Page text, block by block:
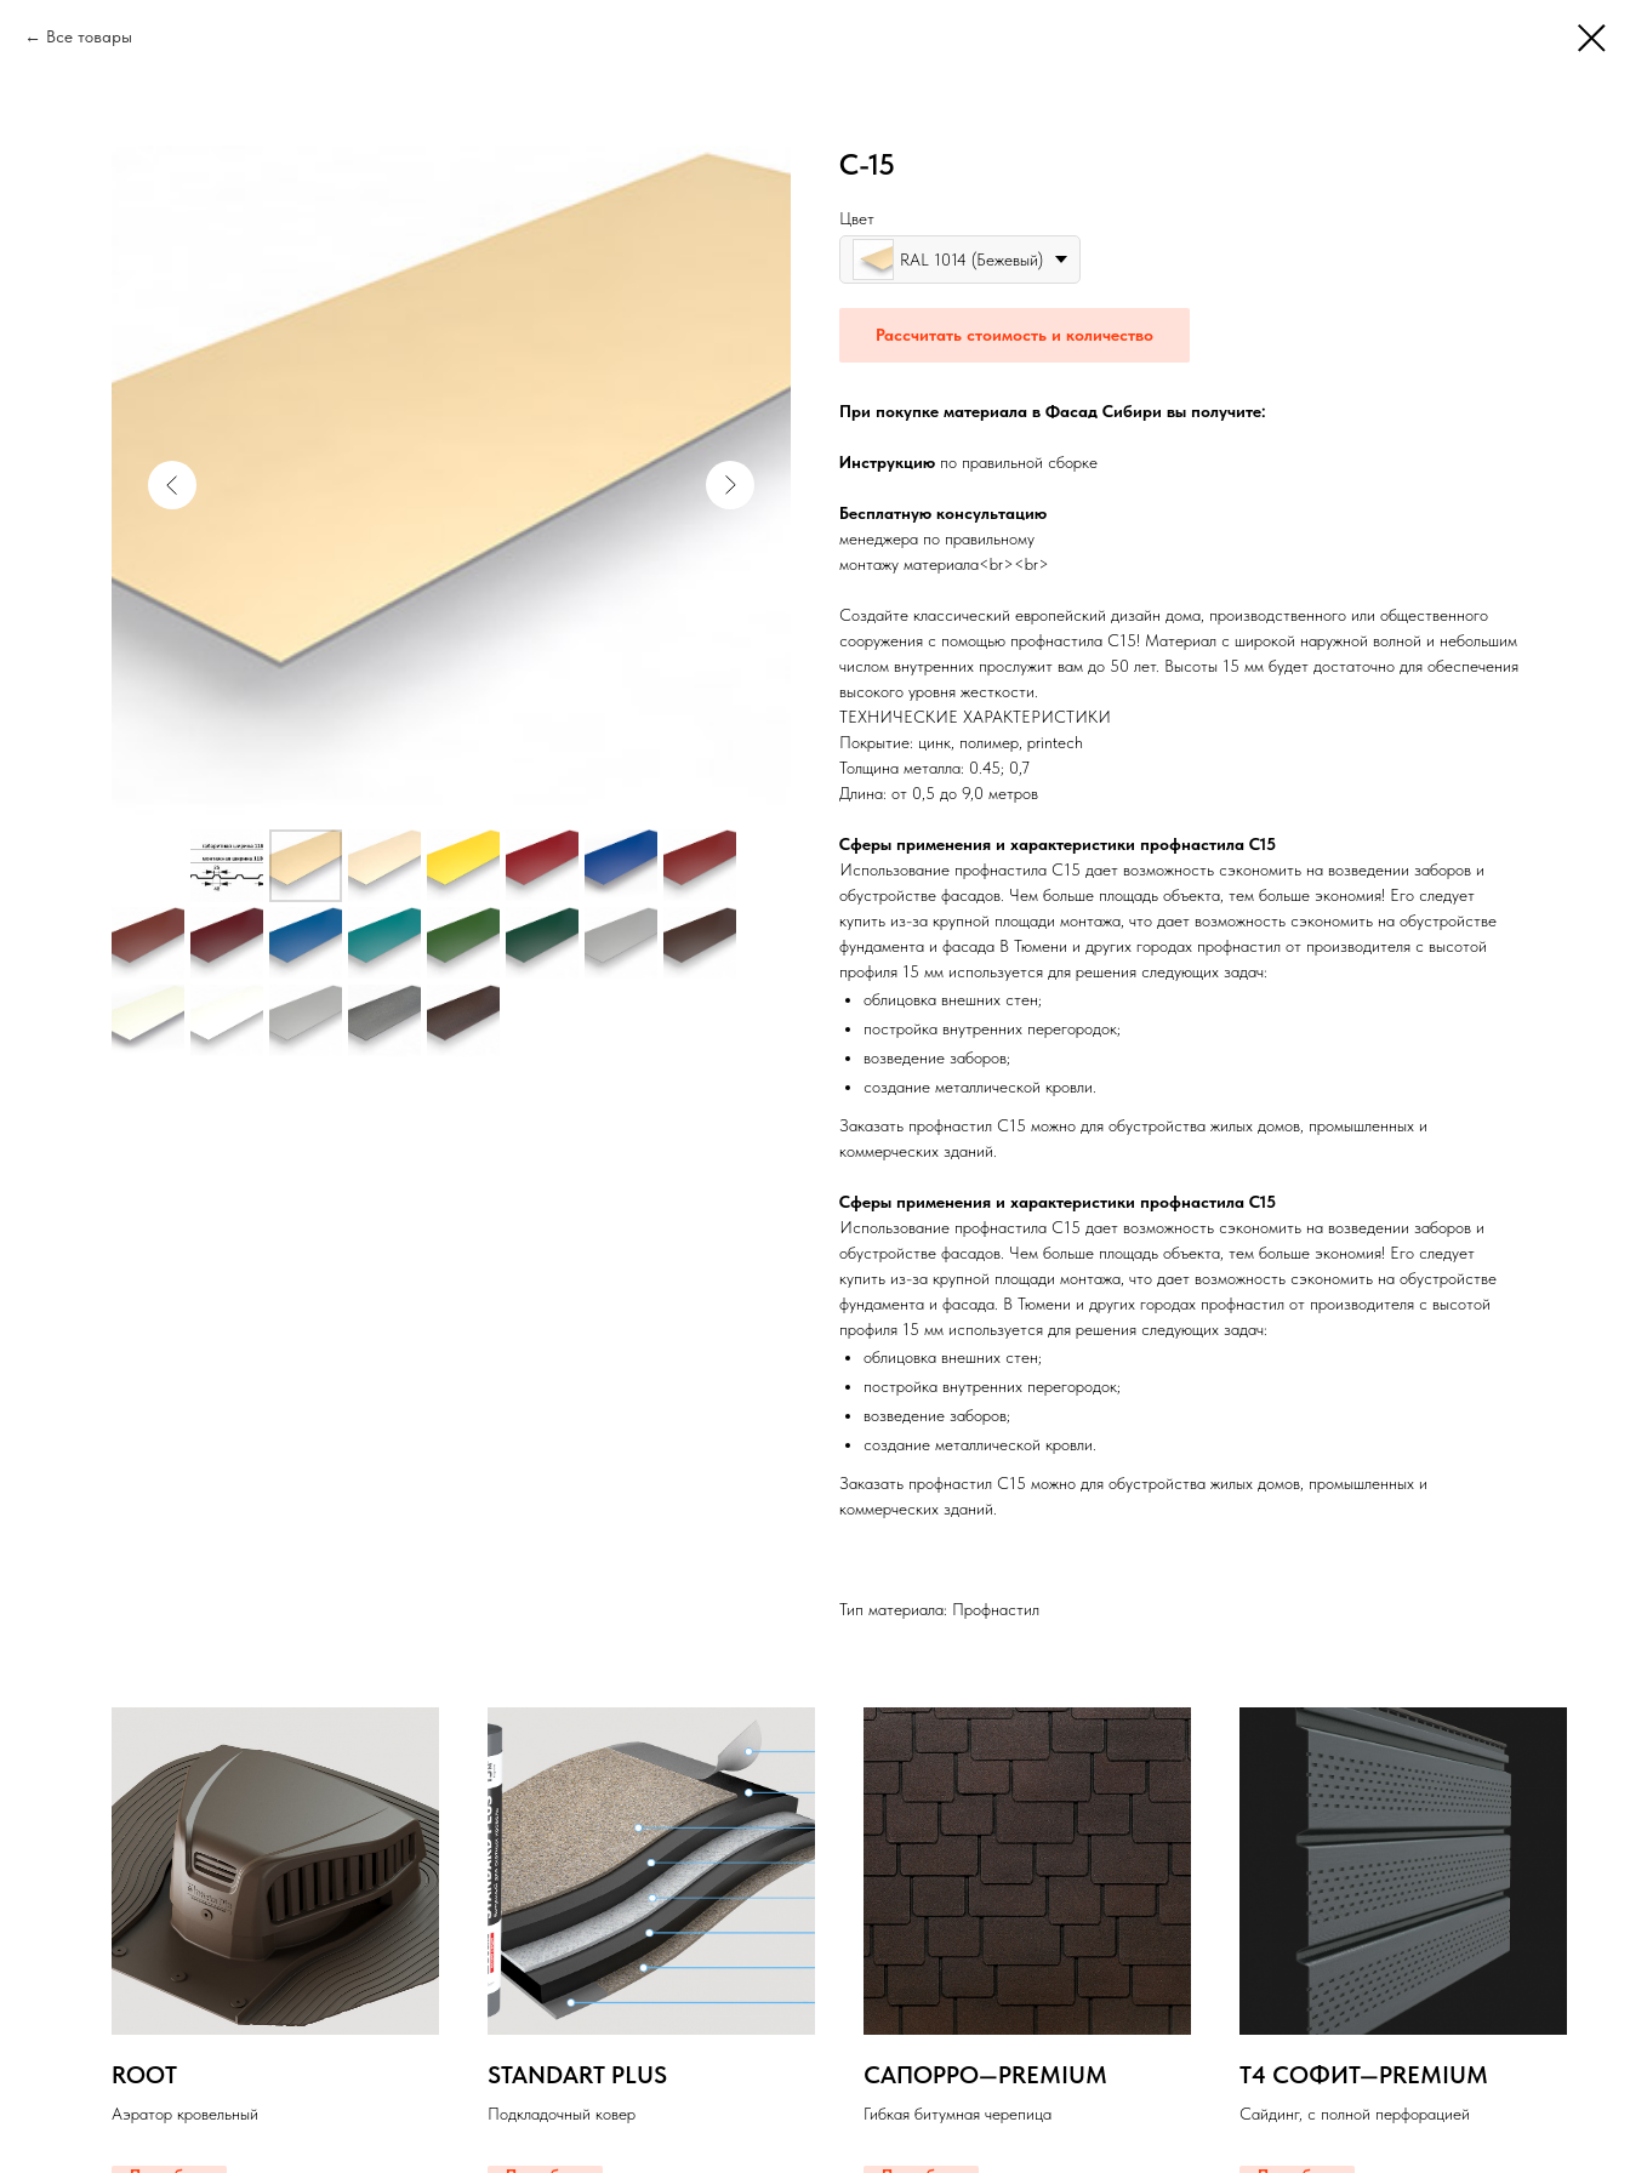
Все товары
С-15
Цвет
RAL 1014 (Бежевый)
Рассчитать стоимость и количество
При покупке материала в Фасад Сибири вы получите:
Инструкцию по правильной сборке
Бесплатную консультацию
менеджера по правильному
монтажу материала<br><br>
Создайте классический европейский дизайн дома, производственного или общественного
сооружения с помощью профнастила С15! Материал с широкой наружной волной и небольшим
числом внутренних прослужит вам до 50 лет. Высоты 15 мм будет достаточно для обеспечения
высокого уровня жесткости.
ТЕХНИЧЕСКИЕ ХАРАКТЕРИСТИКИ
Покрытие: цинк, полимер, printech
Толщина металла: 0.45; 0,7
Длина: от 0,5 до 9,0 метров
Сферы применения и характеристики профнастила С15
Использование профнастила С15 дает возможность сэкономить на возведении заборов и
обустройстве фасадов. Чем больше площадь объекта, тем больше экономия! Его следует
купить из-за крупной площади монтажа, что дает возможность сэкономить на обустройстве
фундамента и фасада В Тюмени и других городах профнастил от производителя с высотой
профиля 15 мм используется для решения следующих задач:
облицовка внешних стен;
постройка внутренних перегородок;
возведение заборов;
создание металлической кровли.
Заказать профнастил С15 можно для обустройства жилых домов, промышленных и
коммерческих зданий.
Сферы применения и характеристики профнастила С15
Использование профнастила С15 дает возможность сэкономить на возведении заборов и
обустройстве фасадов. Чем больше площадь объекта, тем больше экономия! Его следует
купить из-за крупной площади монтажа, что дает возможность сэкономить на обустройстве
фундамента и фасада. В Тюмени и других городах профнастил от производителя с высотой
профиля 15 мм используется для решения следующих задач:
облицовка внешних стен;
постройка внутренних перегородок;
возведение заборов;
создание металлической кровли.
Заказать профнастил С15 можно для обустройства жилых домов, промышленных и
коммерческих зданий.
Тип материала: Профнастил
ROOT
Аэратор кровельный
STANDART PLUS
Подкладочный ковер
САПОРРО—PREMIUM
Гибкая битумная черепица
T4 СОФИТ—PREMIUM
Cайдинг, с полной перфорацией